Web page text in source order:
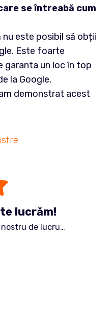
se întreabă cum
nu este posibil să obții
Este foarte
garanta un loc în top
la Google.
demonstrat acest
lucrăm!
de lucru…